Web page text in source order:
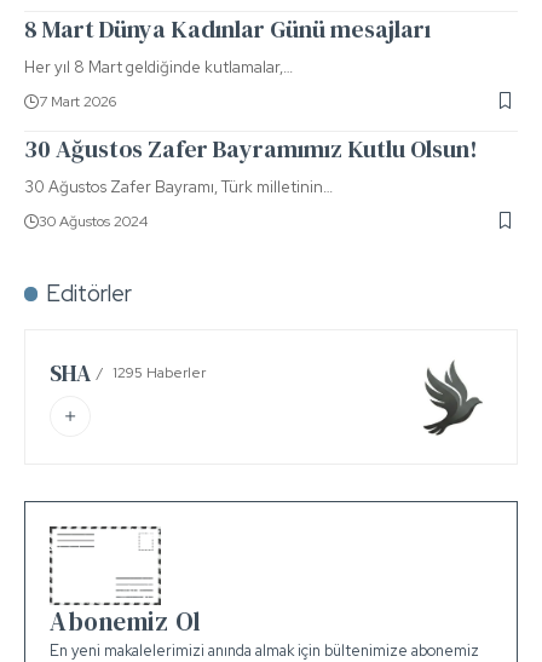
8 Mart Dünya Kadınlar Günü mesajları
Her yıl 8 Mart geldiğinde kutlamalar,…
7 Mart 2026
30 Ağustos Zafer Bayramımız Kutlu Olsun!
30 Ağustos Zafer Bayramı, Türk milletinin…
30 Ağustos 2024
Editörler
SHA 1295 Haberler
Abonemiz Ol
En yeni makalelerimizi anında almak için bültenimize abonemiz